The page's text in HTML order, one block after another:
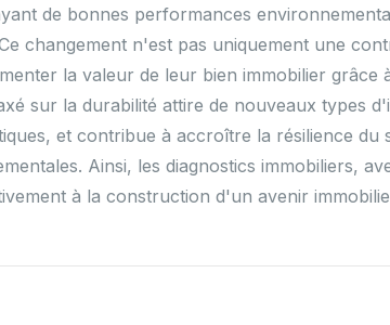
de bonnes performances
changement n'est pas uniquement une
la valeur de leur bien immobilier grâce
sur la durabilité attire de nouveaux types
et contribue à accroître la résilience du
Ainsi, les diagnostics immobiliers,
à la construction d'un avenir